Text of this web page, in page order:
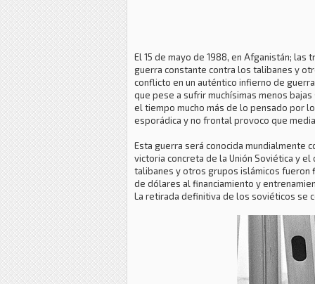
El 15 de mayo de 1988, en Afganistán;
guerra constante contra los talibanes y
conflicto en un auténtico infierno de
que pese a sufrir muchísimas menos
el tiempo mucho más de lo pensado por
esporádica y no frontal provoco que
Esta guerra será conocida mundialmente
victoria concreta de la Unión Soviética y
talibanes y otros grupos islámicos fueron
de dólares al financiamiento y
La retirada definitiva de los soviéticos se